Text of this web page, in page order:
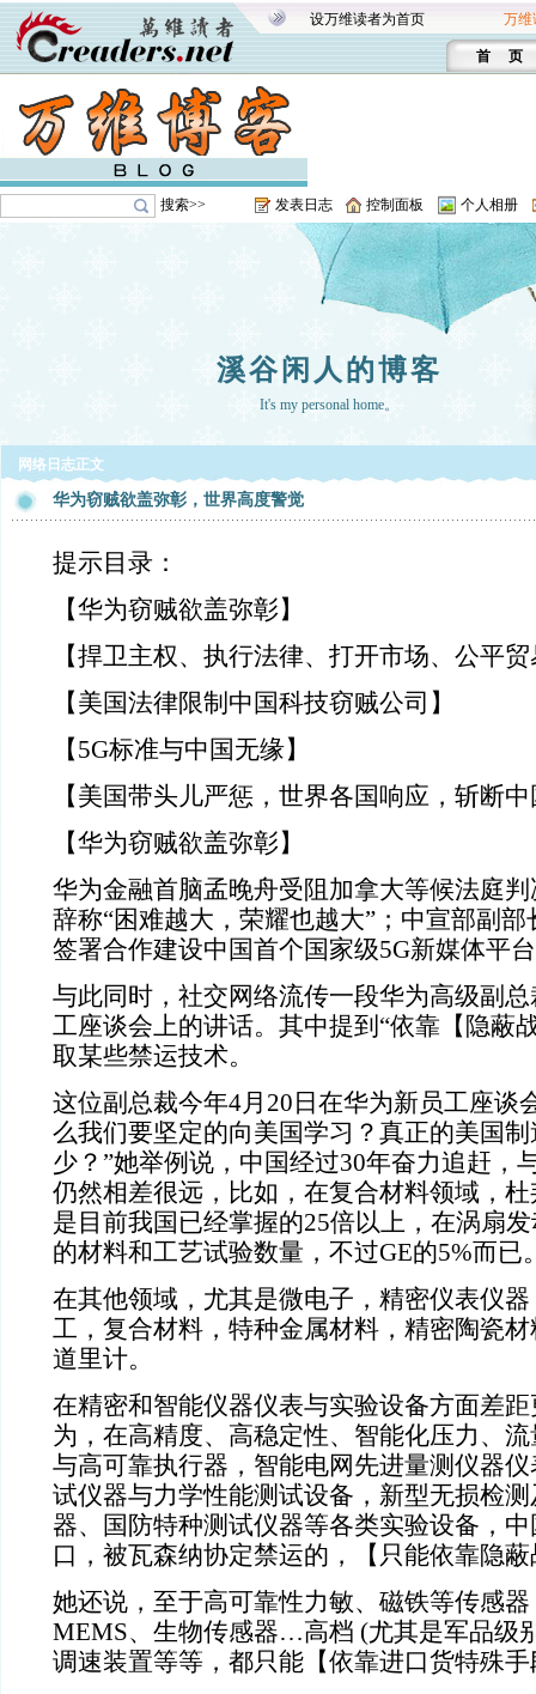
设万维读者为首页 万维
首 页
搜索>> 发表日志 控制面板 个人相册
溪谷闲人的博客
It's my personal home。
网络日志正文
华为窃贼欲盖弥彰，世界高度警觉
提示目录：
【华为窃贼欲盖弥彰】
【捍卫主权、执行法律、打开市场、公平
【美国法律限制中国科技窃贼公司】
【5G标准与中国无缘】
【美国带头儿严惩，世界各国响应，斩断
【华为窃贼欲盖弥彰】
华为金融首脑孟晚舟受阻加拿大等候法庭
辞称“困难越大，荣耀也越大”；中宣部副
签署合作建设中国首个国家级5G新媒体平
与此同时，社交网络流传一段华为高级副
工座谈会上的讲话。其中提到“依靠【隐蔽
取某些禁运技术。
这位副总裁今年4月20日在华为新员工座谈
么我们要坚定的向美国学习？真正的美国
少？”她举例说，中国经过30年奋力追赶，
仍然相差很远，比如，在复合材料领域，
是目前我国已经掌握的25倍以上，在涡扇
的材料和工艺试验数量，不过GE的5%而已
在其他领域，尤其是微电子，精密仪表仪
工，复合材料，特种金属材料，精密陶瓷
道里计。
在精密和智能仪器仪表与实验设备方面差
为，在高精度、高稳定性、智能化压力、
与高可靠执行器，智能电网先进量测仪器
试仪器与力学性能测试设备，新型无损检
器、国防特种测试仪器等各类实验设备，
口，被瓦森纳协定禁运的，【只能依靠隐
她还说，至于高可靠性力敏、磁铁等传感
MEMS、生物传感器…高档 (尤其是军品级
调速装置等等，都只能【依靠进口货特殊